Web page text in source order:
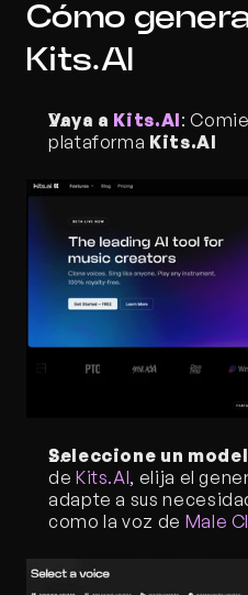
Cómo
Kits.AI
Vaya a Kits.AI:
plataforma Kits.AI
Seleccione un
de Kits.AI, elija el
adapte a sus
como la voz de Male